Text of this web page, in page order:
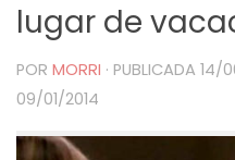
lugar de
POR MORRI · PUBLICADA 14/
09/01/2014